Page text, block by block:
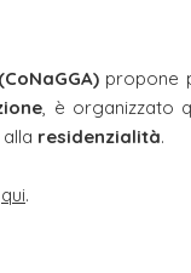
propone
, è organizzato
residenzialità.
qui.